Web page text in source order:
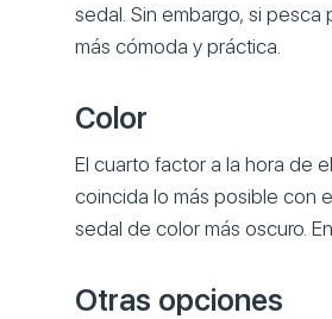
sedal. Sin embargo, si
más cómoda y práctica.
Color
El cuarto factor a la hora de
coincida lo más posible con
sedal de color más oscuro.
Otras opciones